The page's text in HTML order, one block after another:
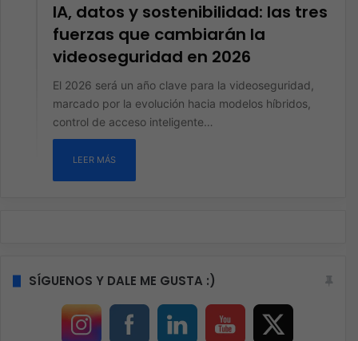
IA, datos y sostenibilidad: las tres
fuerzas que cambiarán la
videoseguridad en 2026
El 2026 será un año clave para la videoseguridad,
marcado por la evolución hacia modelos híbridos,
control de acceso inteligente…
LEER MÁS
SÍGUENOS Y DALE ME GUSTA :)